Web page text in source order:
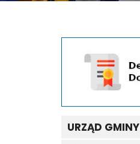
URZĄD GMINY